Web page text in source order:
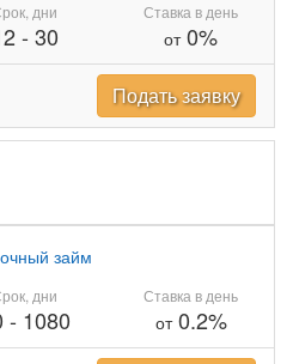
дни
- 30
Ставка в день
от0%
Подать заявку
займ
дни
- 1080
Ставка в день
от0.2%